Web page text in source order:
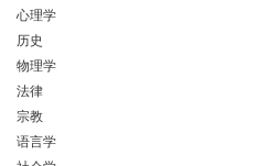
心理学
历史
物理学
法律
宗教
语言学